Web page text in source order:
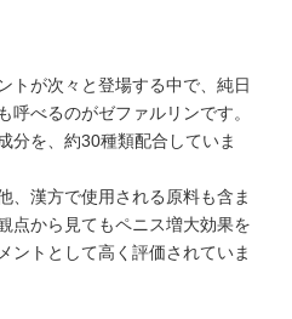
トが次々と登場する中で、純日
呼べるのがゼファルリンです。
分を、約30種類配合していま
、漢方で使用される原料も含ま
点から見てもペニス増大効果を
ントとして高く評価されていま